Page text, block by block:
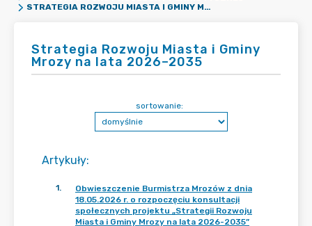
STRATEGIA ROZWOJU MIASTA I GMINY MROZY NA LATA 2026–2035
Strategia Rozwoju Miasta i Gminy
Mrozy na lata 2026–2035
Artykuły:
sortowanie:
1.
Obwieszczenie Burmistrza Mrozów z dnia
18.05.2026 r. o rozpoczęciu konsultacji
społecznych projektu „Strategii Rozwoju
Miasta i Gminy Mrozy na lata 2026-2035”